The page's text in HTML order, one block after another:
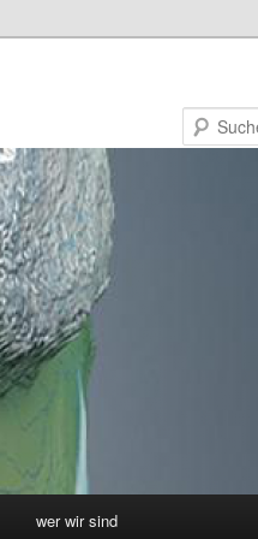
wer wir sind